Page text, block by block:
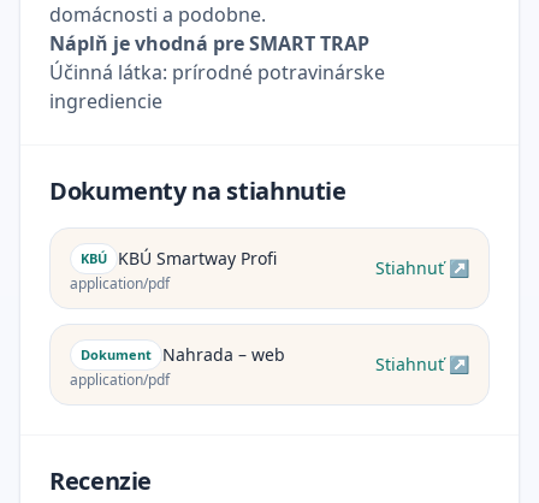
domácnosti a podobne.
Náplň je vhodná pre SMART TRAP
Účinná látka: prírodné potravinárske
ingrediencie
Dokumenty na stiahnutie
KBÚ KBÚ Smartway Profi
application/pdf
Stiahnuť ↗
Dokument Nahrada – web
application/pdf
Stiahnuť ↗
Recenzie